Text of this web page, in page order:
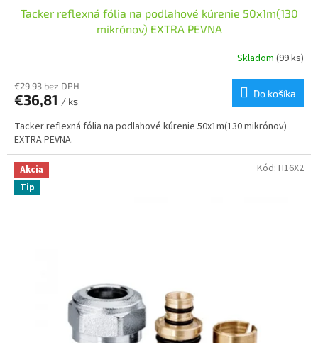
Tacker reflexná fólia na podlahové kúrenie 50x1m(130
mikrónov) EXTRA PEVNA
Skladom (99 ks)
€29,93 bez DPH
€36,81 / ks
Do košíka
Tacker reflexná fólia na podlahové kúrenie 50x1m(130 mikrónov)
EXTRA PEVNA.
Akcia
Tip
Kód: H16X2